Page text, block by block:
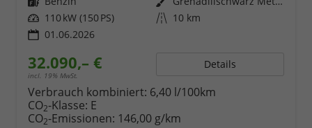
Leistung 110 kW (150 PS) Kilometerstand 10 km
01.06.2026
32.090,– €
incl. 19% MwSt.
Details
Verbrauch kombiniert: 6,40 l/100km
CO2-Klasse: E
CO2-Emissionen: 146,00 g/km